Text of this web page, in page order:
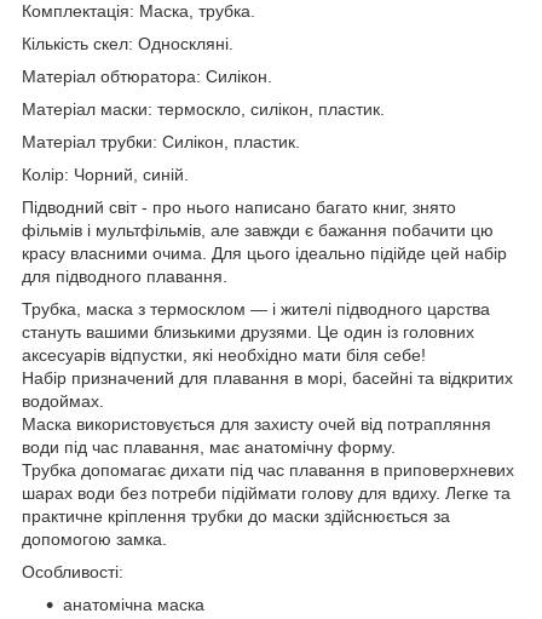
Комплектація: Маска, трубка.
Кількість скел: Односкляні.
Матеріал обтюратора: Силікон.
Матеріал маски: термоскло, силікон, пластик.
Матеріал трубки: Силікон, пластик.
Колір: Чорний, синій.
Підводний світ - про нього написано багато книг, знято
фільмів і мультфільмів, але завжди є бажання побачити цю
красу власними очима. Для цього ідеально підійде цей набір
для підводного плавання.
Трубка, маска з термосклом — і жителі підводного царства
стануть вашими близькими друзями. Це один із головних
аксесуарів відпустки, які необхідно мати біля себе!
Набір призначений для плавання в морі, басейні та відкритих
водоймах.
Маска використовується для захисту очей від потрапляння
води під час плавання, має анатомічну форму.
Трубка допомагає дихати під час плавання в приповерхневих
шарах води без потреби підіймати голову для вдиху. Легке та
практичне кріплення трубки до маски здійснюється за
допомогою замка.
Особливості:
анатомічна маска